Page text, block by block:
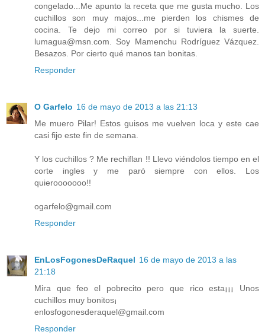
congelado...Me apunto la receta que me gusta mucho. Los
cuchillos son muy majos...me pierden los chismes de
cocina. Te dejo mi correo por si tuviera la suerte.
lumagua@msn.com. Soy Mamenchu Rodríguez Vázquez.
Besazos. Por cierto qué manos tan bonitas.
Responder
O Garfelo 16 de mayo de 2013 a las 21:13
Me muero Pilar! Estos guisos me vuelven loca y este cae
casi fijo este fin de semana.
Y los cuchillos ? Me rechiflan !! Llevo viéndolos tiempo en el
corte ingles y me paró siempre con ellos. Los
quierooooooo!!
ogarfelo@gmail.com
Responder
EnLosFogonesDeRaquel 16 de mayo de 2013 a las
21:18
Mira que feo el pobrecito pero que rico esta¡¡¡ Unos
cuchillos muy bonitos¡
enlosfogonesderaquel@gmail.com
Responder